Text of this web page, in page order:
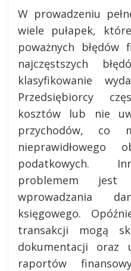
W prowadzeniu
wiele pułapek,
poważnych błędów
najczęstszych
klasyfikowanie
Przedsiębiorcy
kosztów lub nie
przychodów, co
nieprawidłowego
podatkowych.
problemem jest
wprowadzania
księgowego.
transakcji mogą
dokumentacji oraz
raportów